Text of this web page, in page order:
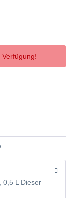
Verfügung!
0,5 L Dieser